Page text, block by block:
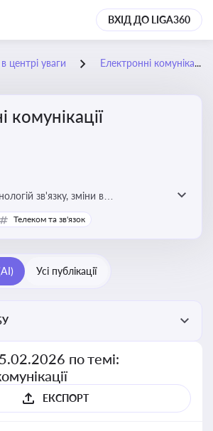
ВХІД ДО LIGA360
центрі уваги Електронні комунікації
комунікації
зв'язку, зміни в
ринку телекомунікацій,
та інтернет-послуг
Телеком та зв'язок
Усі публікації
по темі:
ЕКСПОРТ